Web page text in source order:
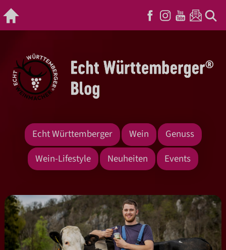
Echt Württemberger Wein
Genuss
Wein-Lifestyle
Neuheiten Events